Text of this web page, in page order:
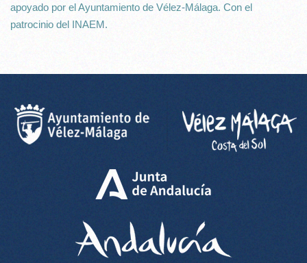
apoyado por el Ayuntamiento de Vélez-Málaga. Con el
patrocinio del INAEM.